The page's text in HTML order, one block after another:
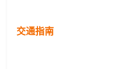
交通指南